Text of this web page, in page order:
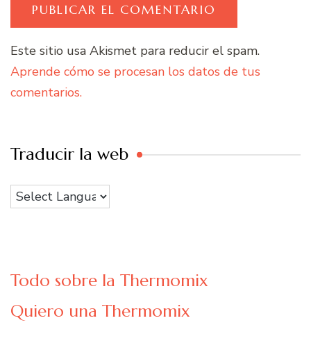
Este sitio usa Akismet para reducir el spam.
Aprende cómo se procesan los datos de tus
comentarios.
Traducir la web
Todo sobre la Thermomix
Quiero una Thermomix